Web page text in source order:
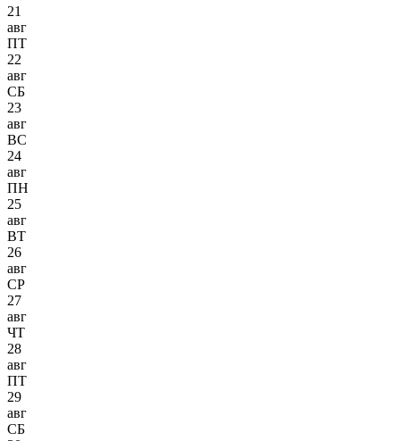
21
авг
ПТ
22
авг
СБ
23
авг
ВС
24
авг
ПН
25
авг
ВТ
26
авг
СР
27
авг
ЧТ
28
авг
ПТ
29
авг
СБ